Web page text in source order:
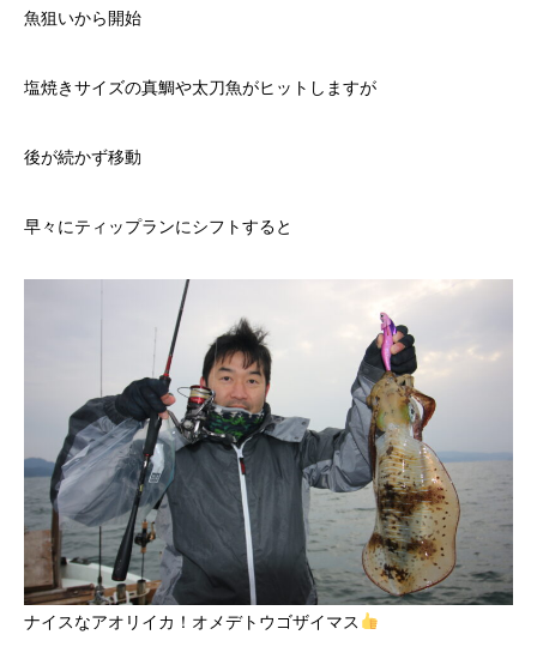
魚狙いから開始
塩焼きサイズの真鯛や太刀魚がヒットしますが
後が続かず移動
早々にティップランにシフトすると
ナイスなアオリイカ！オメデトウゴザイマス